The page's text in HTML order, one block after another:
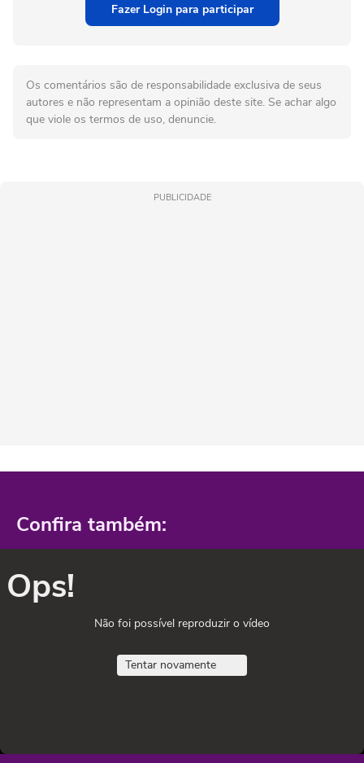
Fazer Login para participar
Os comentários são de responsabilidade exclusiva de seus
autores e não representam a opinião deste site. Se achar algo
que viole os termos de uso, denuncie.
PUBLICIDADE
Confira também:
Ops!
Não foi possível reproduzir o vídeo
Tentar novamente